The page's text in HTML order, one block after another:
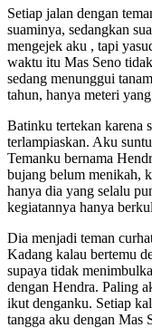
Setiap jalan dengan
suaminya, sedangkan
mengejek aku , tapi
waktu itu Mas Seno
sedang menunggui
tahun, hanya meteri
Batinku tertekan karena
terlampiaskan. Aku
Temanku bernama
bujang belum menikah,
hanya dia yang selalu
kegiatannya hanya
Dia menjadi teman
Kadang kalau bertemu
supaya tidak
dengan Hendra. Paling
ikut denganku. Setiap
tangga aku dengan Mas